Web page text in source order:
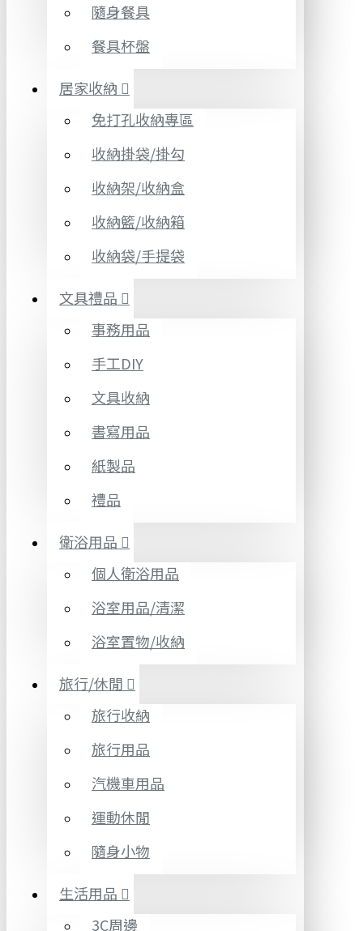
隨身餐具
餐具杯盤
居家收納
免打孔收納專區
收納掛袋/掛勾
收納架/收納盒
收納籃/收納箱
收納袋/手提袋
文具禮品
事務用品
手工DIY
文具收納
書寫用品
紙製品
禮品
衛浴用品
個人衛浴用品
浴室用品/清潔
浴室置物/收納
旅行/休閒
旅行收納
旅行用品
汽機車用品
運動休閒
隨身小物
生活用品
3C周邊